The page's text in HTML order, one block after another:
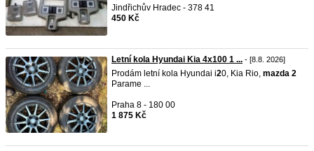
Jindřichův Hradec - 378 41
450 Kč
Letní kola Hyundai Kia 4x100 1 ... - [8.8. 2026]
Prodám letní kola Hyundai i20, Kia Rio, mazda 2
Parame ...
Praha 8 - 180 00
1 875 Kč